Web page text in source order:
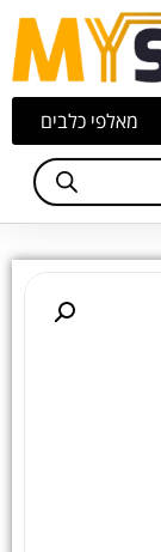
מאלפי כלבים